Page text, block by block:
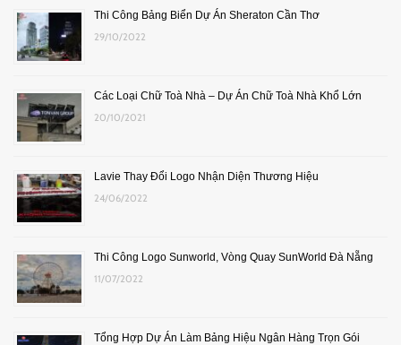
Thi Công Bảng Biển Dự Án Sheraton Cần Thơ
29/10/2022
Các Loại Chữ Toà Nhà – Dự Án Chữ Toà Nhà Khổ Lớn
20/10/2021
Lavie Thay Đổi Logo Nhận Diện Thương Hiệu
24/06/2022
Thi Công Logo Sunworld, Vòng Quay SunWorld Đà Nẵng
11/07/2022
Tổng Hợp Dự Án Làm Bảng Hiệu Ngân Hàng Trọn Gói